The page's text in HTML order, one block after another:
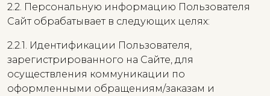
2.2. Персональную информацию Пользователя
Сайт обрабатывает в следующих целях:
2.2.1. Идентификации Пользователя,
зарегистрированного на Сайте, для
осуществления коммуникации по
оформленными обращениям/заказам и